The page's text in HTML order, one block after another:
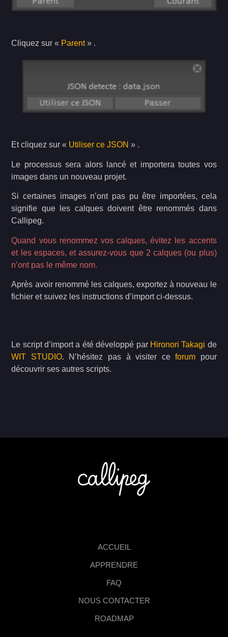
Cliquez sur « Parent» .
Et cliquez sur « Utiliser ce JSON » .
Le processus sera alors lancé et importera toutes vos
images dans un nouveau projet.
Si certaines images n’ont pas pu être importées, cela
signifie que les calques doivent être renommés dans
Callipeg.
Quand vous renommez vos calques, évitez les accents
et les espaces, et assurez-vous que 2 calques (ou plus)
n’ont pas le même nom.
Après avoir renommé les calques, exportez à nouveau le
fichier et suivez les instructions d’import ci-dessus.
Le script d’import a été développé par Hironori Takagi de
WIT STUDIO. N’hésitez pas à visiter ceforum pour
découvrir ses autres scripts.
ACCUEIL
APPRENDRE
FAQ
NOUS CONTACTER
ROADMAP